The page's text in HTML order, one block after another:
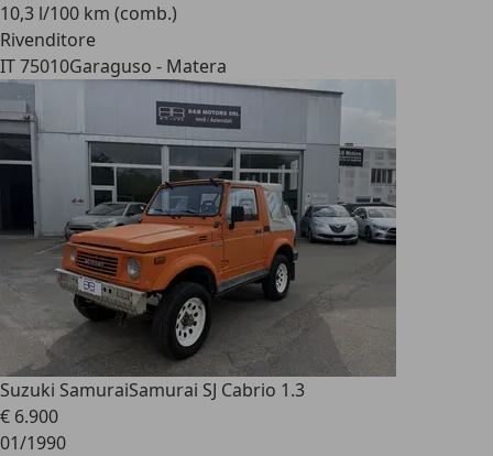
10,3 l/100 km (comb.)
Rivenditore
IT 75010Garaguso - Matera
Suzuki SamuraiSamurai SJ Cabrio 1.3
€ 6.900
01/1990